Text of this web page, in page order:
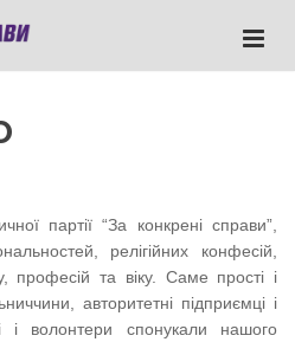
партії “За конкрені справи”,
релігійних конфесій,
професій та віку. Саме прості і
авторитетні підприємці і
і волонтери спонукали нашого